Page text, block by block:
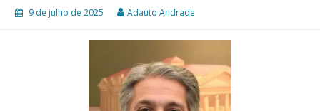
9 de julho de 2025 Adauto Andrade